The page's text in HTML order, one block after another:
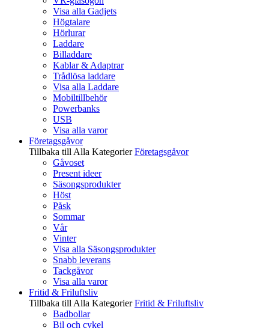
Visa alla Gadjets
Högtalare
Hörlurar
Laddare
Billaddare
Kablar & Adaptrar
Trådlösa laddare
Visa alla Laddare
Mobiltillbehör
Powerbanks
USB
Visa alla varor
Företagsgåvor
Tillbaka till Alla Kategorier Företagsgåvor
Gåvoset
Present ideer
Säsongsprodukter
Höst
Påsk
Sommar
Vår
Vinter
Visa alla Säsongsprodukter
Snabb leverans
Tackgåvor
Visa alla varor
Fritid & Friluftsliv
Tillbaka till Alla Kategorier Fritid & Friluftsliv
Badbollar
Bil och cykel